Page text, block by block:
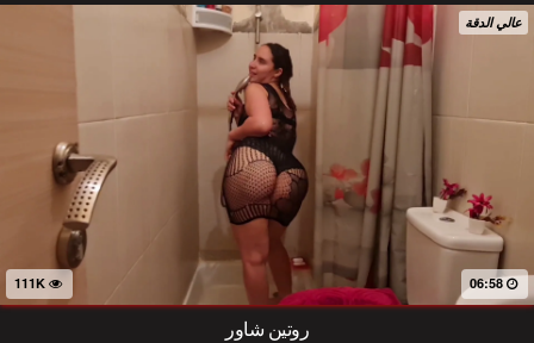
عالي الدقة
06:58
روتين شاور